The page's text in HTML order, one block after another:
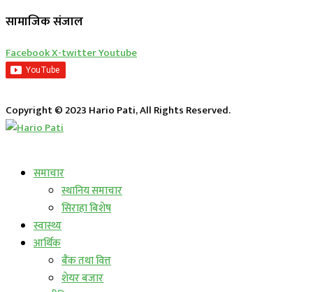
सामाजिक संजाल
FacebookX-twitterYoutube
Copyright © 2023 Hario Pati, All Rights Reserved.
समाचार
स्थानिय समाचार
सिराहा बिशेष
स्वास्थ्य
आर्थिक
बैंक तथा वित्त
शेयर बजार